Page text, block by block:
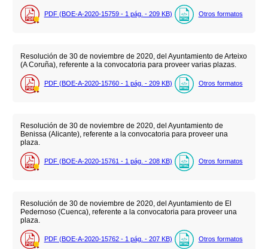
PDF (BOE-A-2020-15759 - 1 pág. - 209 KB) Otros formatos
Resolución de 30 de noviembre de 2020, del Ayuntamiento de Arteixo
(A Coruña), referente a la convocatoria para proveer varias plazas.
PDF (BOE-A-2020-15760 - 1 pág. - 209 KB) Otros formatos
Resolución de 30 de noviembre de 2020, del Ayuntamiento de
Benissa (Alicante), referente a la convocatoria para proveer una
plaza.
PDF (BOE-A-2020-15761 - 1 pág. - 208 KB) Otros formatos
Resolución de 30 de noviembre de 2020, del Ayuntamiento de El
Pedernoso (Cuenca), referente a la convocatoria para proveer una
plaza.
PDF (BOE-A-2020-15762 - 1 pág. - 207 KB) Otros formatos